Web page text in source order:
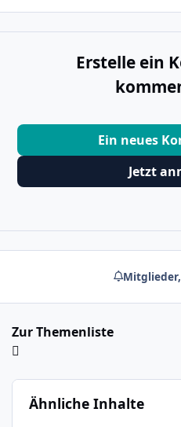
Erstelle ein
Ein neues
Jetzt
Zur Themenliste
Ähnliche Inhalte